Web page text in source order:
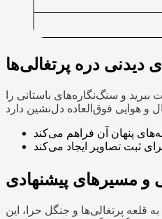
دیدنی دره پرتغالی‌ها
و سنگ‌نگاره‌های باستانی را
مسیرهای پیشنهادی
به ورودی این دره خواهید رسید. نزدیکی به قلعه پرتغالی‌ها و جنگل حرا، این